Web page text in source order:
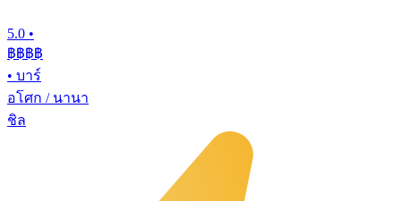
5.0 •
฿฿฿฿
• บาร์
อโศก / นานา
ชิล